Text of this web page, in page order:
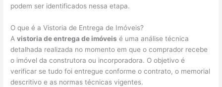
podem ser identificados nessa etapa.
O que é a Vistoria de Entrega de Imóveis?
Avistoria de entrega de imóveis é uma análise técnica
detalhada realizada no momento em que o comprador recebe
o imóvel da construtora ou incorporadora. O objetivo é
verificar se tudo foi entregue conforme o contrato, o memorial
descritivo e as normas técnicas vigentes.